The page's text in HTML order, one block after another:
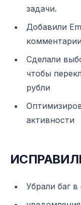
задачи.
Добавили
Сделали
чтобы
рубли
активности
Убрали баг